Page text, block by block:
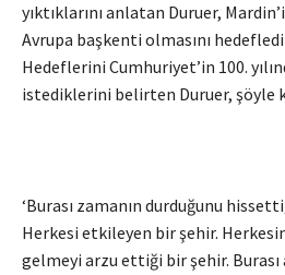
yıktıklarını anlatan Duruer,
Avrupa başkenti olmasını
Hedeflerini Cumhuriyet’in 100.
istediklerini belirten Duruer, şöyle
‘Burası zamanın durduğunu
Herkesi etkileyen bir şehir.
gelmeyi arzu ettiği bir şehir. Burası